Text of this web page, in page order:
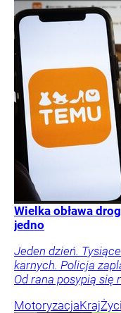
Wielka obława
jedno
Jeden dzień.
karnych. Policja
Od rana posypią się
MotoryzacjaKraj